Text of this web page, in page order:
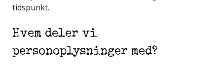
tidspunkt.
Hvem deler vi
personoplysninger med?